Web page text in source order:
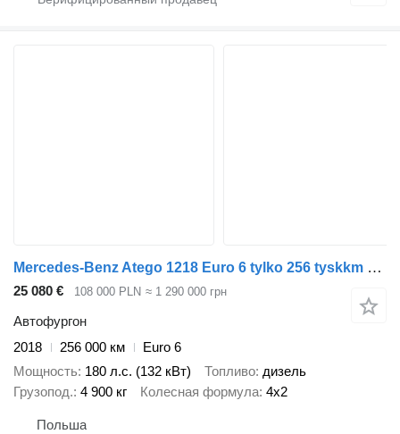
Mercedes-Benz Atego 1218 Euro 6 tylko 256 tyskkm kontener 18 p winda poduszki
25 080 € 108 000 PLN ≈ 1 290 000 грн
Автофургон
2018
256 000 км
Euro 6
Мощность 180 л.с. (132 кВт) Топливо дизель
Грузопод. 4 900 кг Колесная формула 4x2
Польша